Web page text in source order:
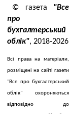
© газета "Все
про
бухгалтерський
облік", 2018-2026
Всі права на матеріали,
розміщені на сайті газети
"Все про бухгалтерський
облік" охороняються
відповідно до